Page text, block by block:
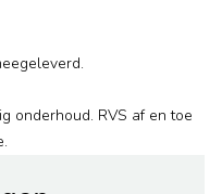
RVS af en toe